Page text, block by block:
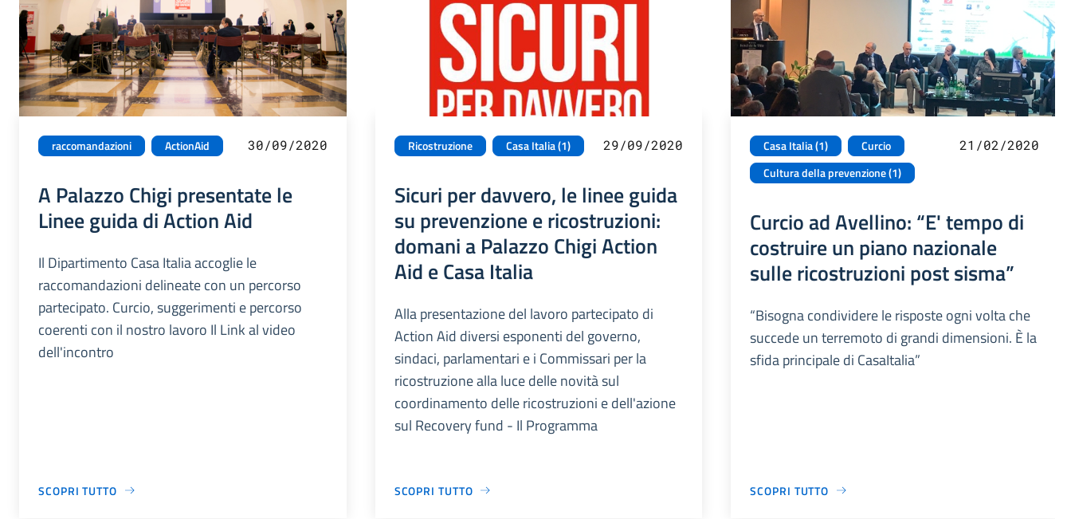
raccomandazioni ActionAid 30/09/2020
A Palazzo Chigi presentate le
Linee guida di Action Aid
Il Dipartimento Casa Italia accoglie le
raccomandazioni delineate con un percorso
partecipato. Curcio, suggerimenti e percorso
coerenti con il nostro lavoro Il Link al video
dell'incontro
SCOPRI TUTTO
Ricostruzione Casa Italia (1) 29/09/2020
Sicuri per davvero, le linee guida
su prevenzione e ricostruzioni:
domani a Palazzo Chigi Action
Aid e Casa Italia
Alla presentazione del lavoro partecipato di
Action Aid diversi esponenti del governo,
sindaci, parlamentari e i Commissari per la
ricostruzione alla luce delle novità sul
coordinamento delle ricostruzioni e dell'azione
sul Recovery fund - Il Programma
SCOPRI TUTTO
Casa Italia (1)
Curcio
Cultura della prevenzione (1)
21/02/2020
Curcio ad Avellino: “E' tempo di
costruire un piano nazionale
sulle ricostruzioni post sisma”
“Bisogna condividere le risposte ogni volta che
succede un terremoto di grandi dimensioni. È la
sfida principale di CasaItalia”
SCOPRI TUTTO